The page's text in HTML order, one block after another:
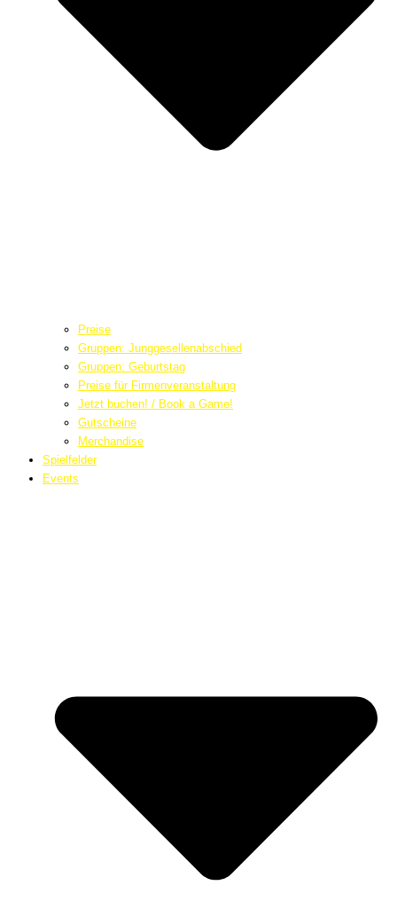
Preise
Gruppen: Junggesellenabschied
Gruppen: Geburtstag
Preise für Firmenveranstaltung
Jetzt buchen! / Book a Game!
Gutscheine
Merchandise
Spielfelder
Events